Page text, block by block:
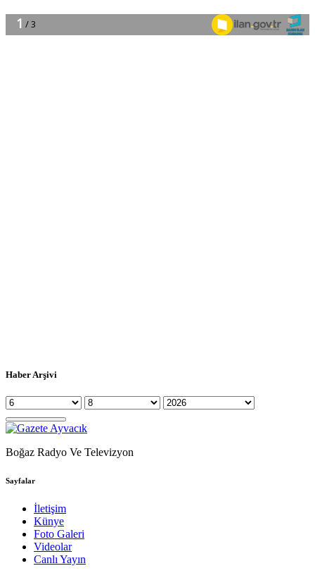
Haber Arşivi
Boğaz Radyo Ve Televizyon
Sayfalar
İletişim
Künye
Foto Galeri
Videolar
Canlı Yayın